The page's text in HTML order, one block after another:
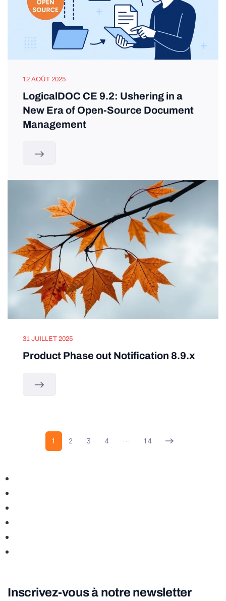
12 AOÛT 2025
LogicalDOC CE 9.2: Ushering in a
New Era of Open-Source Document
Management
31 JUILLET 2025
Product Phase out Notification 8.9.x
1 2 3 4 … 14
Inscrivez-vous à notre newsletter